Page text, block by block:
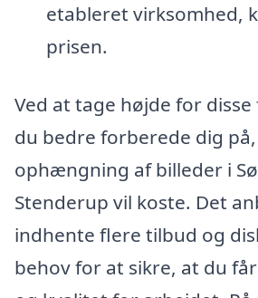
etableret virksomhed,
prisen.
Ved at tage højde for
du bedre forberede dig
ophængning af billeder i
Stenderup vil koste. Det
indhente flere tilbud og
behov for at sikre, at du